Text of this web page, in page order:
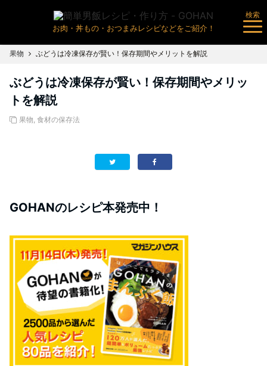
お肉・丼もの・おつまみレシピなどをご紹介！
検索
果物 ぶどうは冷凍保存が賢い！保存期間やメリットを解説
ぶどうは冷凍保存が賢い！保存期間やメリッ
トを解説
果物, 食材の保存法
GOHANのレシピ本発売中！